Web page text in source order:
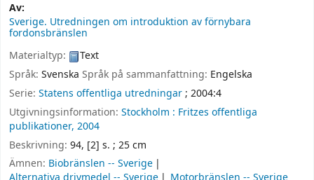
Av:
Sverige. Utredningen om introduktion av förnybara
fordonsbränslen
Materialtyp:
Text
Språk: Svenska Språk på sammanfattning: Engelska
Serie: Statens offentliga utredningar; 2004:4
Utgivningsinformation: Stockholm : Fritzes offentliga
publikationer, 2004
Beskrivning: 94, [2] s. ; 25 cm
Ämnen: Biobränslen -- Sverige